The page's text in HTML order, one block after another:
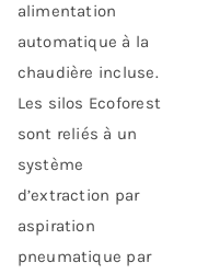
alimentation
automatique à la
chaudière incluse.
Les silos Ecoforest
sont reliés à un
système
d’extraction par
aspiration
pneumatique par